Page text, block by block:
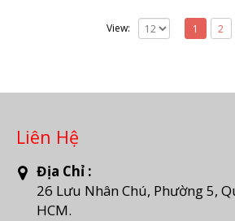
View: 1 2
Liên Hệ
Địa Chỉ :
26 Lưu Nhân Chú, Phường 5,
HCM.